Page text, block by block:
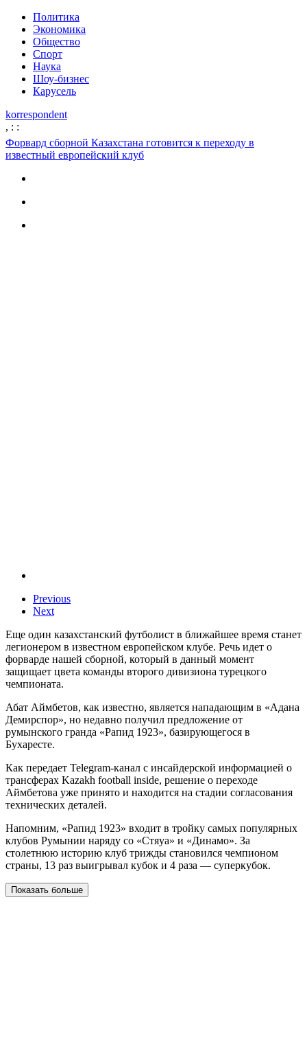
Политика
Экономика
Общество
Спорт
Наука
Шоу-бизнес
Карусель
korrespondent
, : :
Форвард сборной Казахстана готовится к переходу в
известный европейский клуб
Previous
Next
Еще один казахстанский футболист в ближайшее время станет
легионером в известном европейском клубе. Речь идет о
форварде нашей сборной, который в данный момент
защищает цвета команды второго дивизиона турецкого
чемпионата.
Абат Аймбетов, как известно, является нападающим в «Адана
Демирспор», но недавно получил предложение от
румынского гранда «Рапид 1923», базирующегося в
Бухаресте.
Как передает Telegram-канал с инсайдерской информацией о
трансферах Kazakh football inside, решение о переходе
Аймбетова уже принято и находится на стадии согласования
технических деталей.
Напомним, «Рапид 1923» входит в тройку самых популярных
клубов Румынии наряду со «Стяуа» и «Динамо». За
столетнюю историю клуб трижды становился чемпионом
страны, 13 раз выигрывал кубок и 4 раза — суперкубок.
Показать больше